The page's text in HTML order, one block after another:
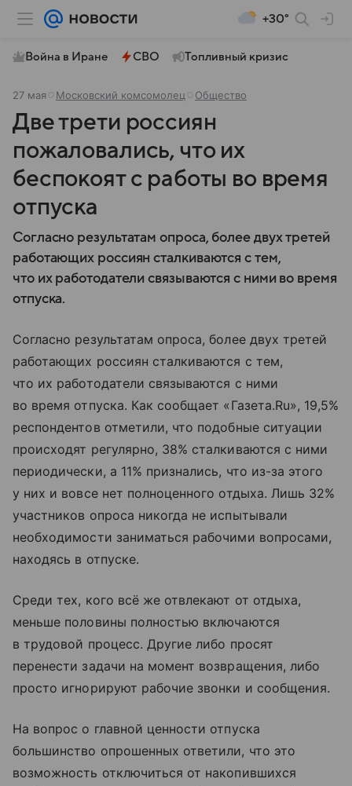
+30°
Война в Иране СВО Топливный кризис
27 мая Московский комсомолец Общество
Две трети россиян
пожаловались, что их
беспокоят с работы во время
отпуска
Согласно результатам опроса, более двух третей
работающих россиян сталкиваются с тем,
что их работодатели связываются с ними во время
отпуска.
Согласно результатам опроса, более двух третей
работающих россиян сталкиваются с тем,
что их работодатели связываются с ними
во время отпуска. Как сообщает «Газета.Ru», 19,5%
респондентов отметили, что подобные ситуации
происходят регулярно, 38% сталкиваются с ними
периодически, а 11% признались, что из-за этого
у них и вовсе нет полноценного отдыха. Лишь 32%
участников опроса никогда не испытывали
необходимости заниматься рабочими вопросами,
находясь в отпуске.
Среди тех, кого всё же отвлекают от отдыха,
меньше половины полностью включаются
в трудовой процесс. Другие либо просят
перенести задачи на момент возвращения, либо
просто игнорируют рабочие звонки и сообщения.
На вопрос о главной ценности отпуска
большинство опрошенных ответили, что это
возможность отключиться от накопившихся